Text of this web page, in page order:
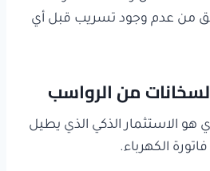
من عدم وجود تسريب قبل أي
من الرواسب
هو الاستثمار الذكي الذي يطيل
الكهرباء.